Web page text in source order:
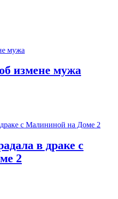
измене мужа
в драке с
2